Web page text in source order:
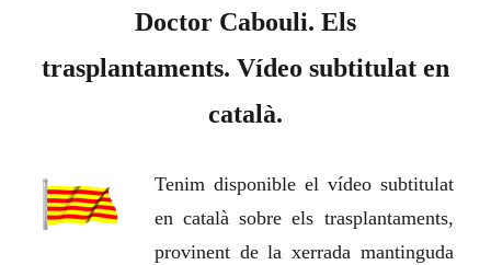
Doctor Cabouli. Els
trasplantaments. Vídeo subtitulat en
català.
Tenim disponible el vídeo subtitulat
en català sobre els trasplantaments,
provinent de la xerrada mantinguda